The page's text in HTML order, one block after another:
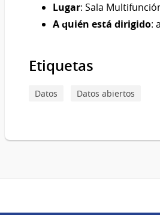
Lugar: Sala
A quién está dirigido:
Etiquetas
Datos Datos abiertos